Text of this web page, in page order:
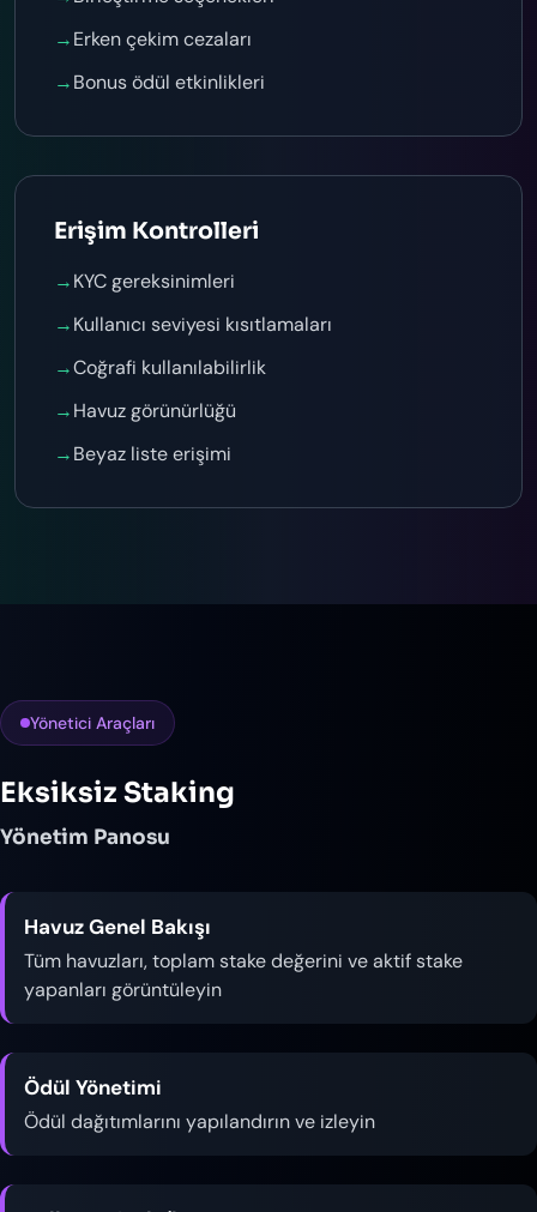
→Erken çekim cezaları
→Bonus ödül etkinlikleri
Erişim Kontrolleri
→KYC gereksinimleri
→Kullanıcı seviyesi kısıtlamaları
→Coğrafi kullanılabilirlik
→Havuz görünürlüğü
→Beyaz liste erişimi
Yönetici Araçları
Eksiksiz Staking
Yönetim Panosu
Havuz Genel Bakışı
Tüm havuzları, toplam stake değerini ve aktif stake
yapanları görüntüleyin
Ödül Yönetimi
Ödül dağıtımlarını yapılandırın ve izleyin